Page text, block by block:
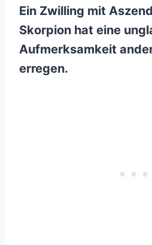
Ein Zwilling mit
Skorpion hat eine
Aufmerksamkeit
erregen.